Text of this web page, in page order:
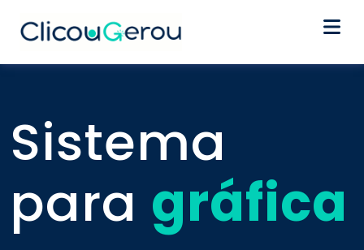
Segmentos
Planos
Sistema
para gráfica